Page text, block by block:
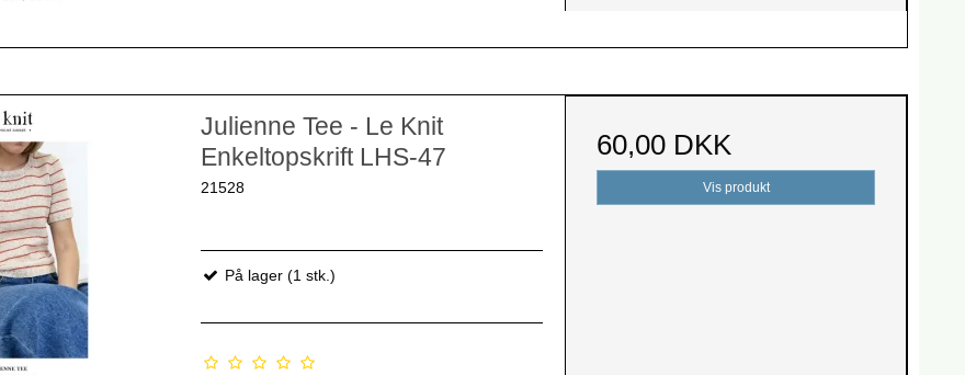
Julienne Tee - Le Knit
Enkeltopskrift LHS-47
21528
På lager (1 stk.)
60,00 DKK
Vis produkt